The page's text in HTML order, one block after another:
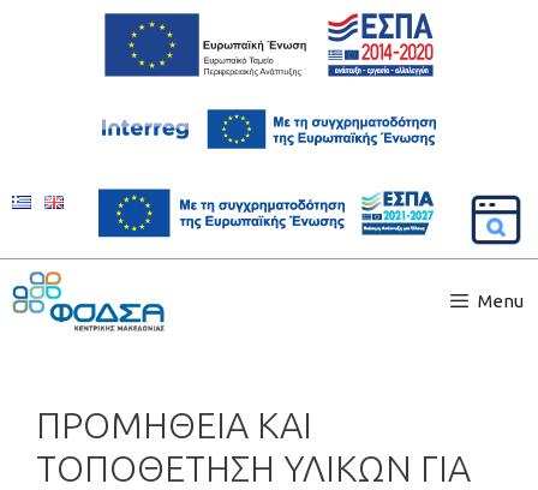
Menu
ΠΡΟΜΗΘΕΙΑ ΚΑΙ
ΤΟΠΟΘΕΤΗΣΗ ΥΛΙΚΩΝ ΓΙΑ